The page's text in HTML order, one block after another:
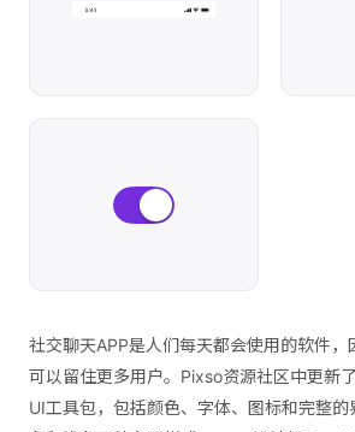
社交聊天APP是人们每天都会使用的软件，
可以留住更多用户。Pixso资源社区中更新
UI工具包，包括颜色、字体、图标和完整